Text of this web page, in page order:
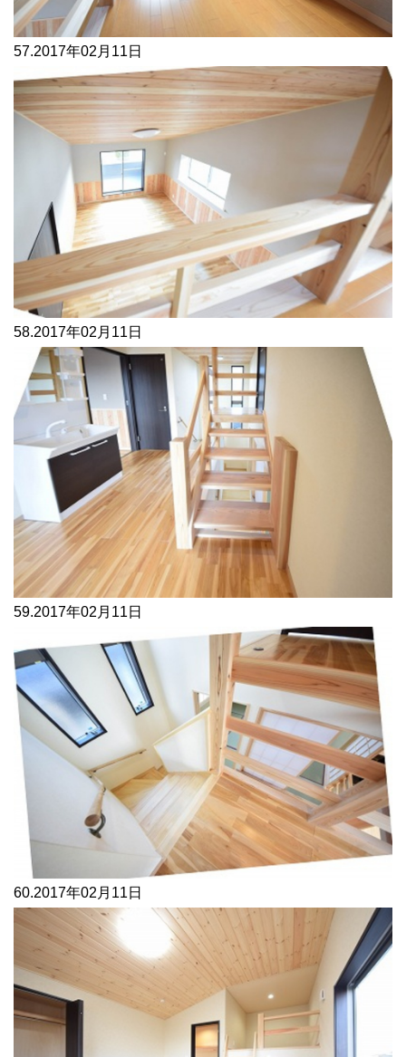
57.2017年02月11日
58.2017年02月11日
59.2017年02月11日
60.2017年02月11日